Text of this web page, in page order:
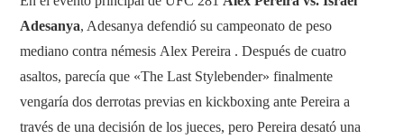
Adesanya, Adesanya defendió su campeonato de peso
mediano contra némesis Alex Pereira . Después de cuatro
asaltos, parecía que «The Last Stylebender» finalmente
vengaría dos derrotas previas en kickboxing ante Pereira a
través de una decisión de los jueces, pero Pereira desató una